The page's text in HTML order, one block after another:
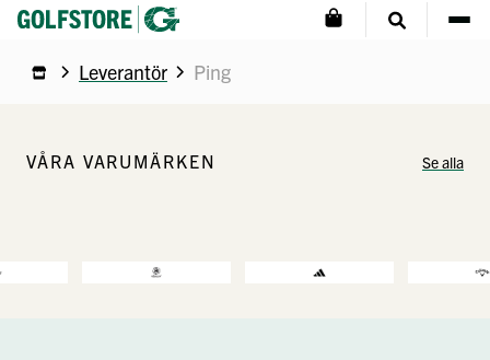
Leverantör Ping
VÅRA VARUMÄRKEN Se alla